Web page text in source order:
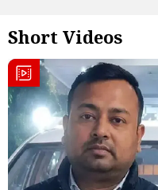
Short Videos